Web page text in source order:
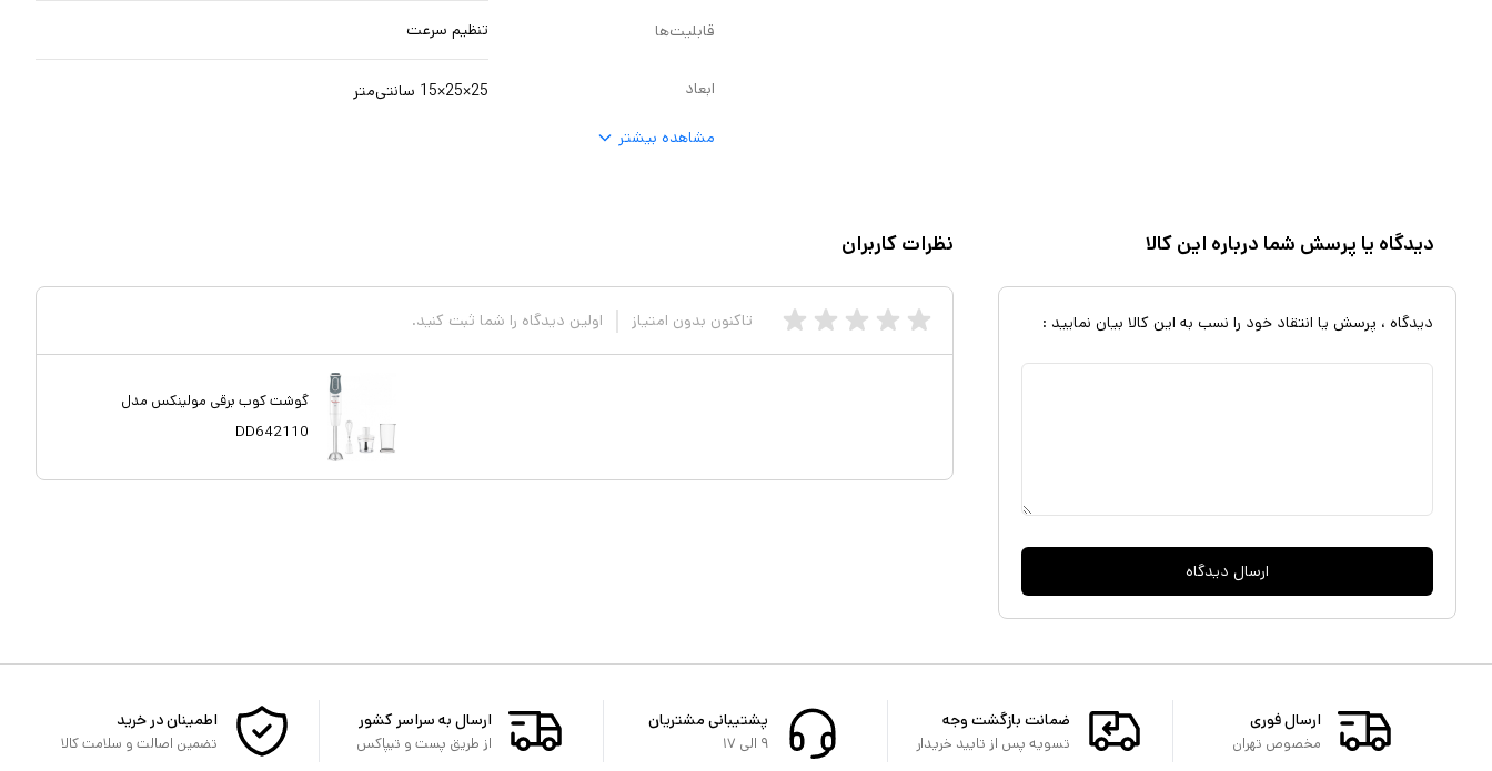
قابلیت‌ها تنظیم سرعت
ابعاد 25×25×15 سانتی‌متر
مشاهده بیشتر
دیدگاه یا پرسش شما درباره این کالا
دیدگاه ، پرسش یا انتقاد خود را نسب به این کالا بیان نمایید :
ارسال دیدگاه
نظرات کاربران
تاکنون بدون امتیاز اولین دیدگاه را شما ثبت کنید.
گوشت کوب برقی مولینکس مدل
DD642110
ارسال فوری
مخصوص تهران
ضمانت بازگشت وجه
تسویه پس از تایید خریدار
پشتیبانی مشتریان
۹ الی ۱۷
ارسال به سراسر کشور
از طریق پست و تیپاکس
اطمینان در خرید
تضمین اصالت و سلامت کالا